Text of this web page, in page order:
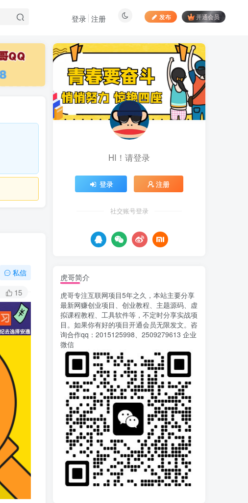
发布 开通会员
登录 注册
私信
15
最新文章
1 向日葵拉新接码平台，一
个号码可撸120+，号码多的
翻倍
4天前 883
2 最新海外僵尸防御之战游
戏掘金挂机项目，单机一天
150+
4天前
苹果手机app体验官项
50+的项目 只需动动手指下
载安装app即可获取高额收
个账号一天可赚50+ 只需动
5
AI漫剧风口来了！Ks全
入千刀，5000字干货 献给
喜欢出海的朋友
6天前 625
7
运营几年的熊猫平台任务
点赞关注播放收藏任务自动
量
746
8
苏宁自动化采集，电脑挂
机项目复活，稳定50+ 可批
量
12天前 901
9 录屏团购商家浏览 每天
可无限做 单条/0.6 一天轻松
几百条 每天日结 多做多得
13天前 652
10
拆解一个外面卖几百元
的AI流量变现项目，虎哥这
里免费分享操作玩法
13天前 656
HI！请登录
登录 注册
社交账号登录
虎哥简介
虎哥专注互联网项目5年之久，本站主要分享
最新网赚创业项目、创业教程、主题源码、虚
拟课程教程、工具软件等，不定时分享实战项
目。如果你有好的项目开通会员无限发文。咨
询合作qq：2015125998、2509279613 企业
微信